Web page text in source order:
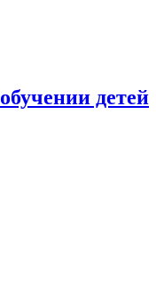
детей